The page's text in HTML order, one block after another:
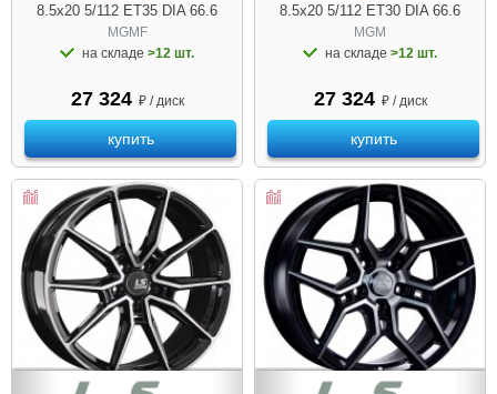
8.5x20 5/112 ET35 DIA 66.6
MGMF
на складе >12 шт.
27 324 ₽ / диск
купить
8.5x20 5/112 ET30 DIA 66.6
MGM
на складе >12 шт.
27 324 ₽ / диск
купить